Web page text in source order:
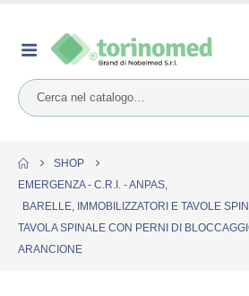
SHOP
EMERGENZA - C.R.I. - ANPAS,
BARELLE, IMMOBILIZZATORI E TAVOLE
TAVOLA SPINALE CON PERNI DI
ARANCIONE